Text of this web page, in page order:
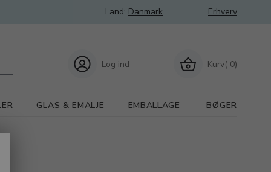
Land: Danmark Erhverv
Kurv( 0)
Log ind
GLAS & EMALJE EMBALLAGE BØGER